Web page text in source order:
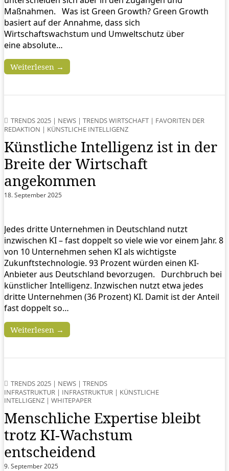
Maßnahmen. Was ist Green Growth? Green Growth
basiert auf der Annahme, dass sich
Wirtschaftswachstum und Umweltschutz über
eine absolute…
Weiterlesen →
TRENDS 2025 | NEWS | TRENDS WIRTSCHAFT | FAVORITEN DER
REDAKTION | KÜNSTLICHE INTELLIGENZ
Künstliche Intelligenz ist in der
Breite der Wirtschaft
angekommen
18. September 2025
Jedes dritte Unternehmen in Deutschland nutzt
inzwischen KI – fast doppelt so viele wie vor einem Jahr. 8
von 10 Unternehmen sehen KI als wichtigste
Zukunftstechnologie. 93 Prozent würden einen KI-
Anbieter aus Deutschland bevorzugen. Durchbruch bei
künstlicher Intelligenz. Inzwischen nutzt etwa jedes
dritte Unternehmen (36 Prozent) KI. Damit ist der Anteil
fast doppelt so…
Weiterlesen →
TRENDS 2025 | NEWS | TRENDS
INFRASTRUKTUR | INFRASTRUKTUR | KÜNSTLICHE
INTELLIGENZ | WHITEPAPER
Menschliche Expertise bleibt
trotz KI-Wachstum
entscheidend
9. September 2025